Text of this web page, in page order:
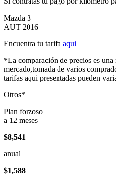
Mazda 3
AUT 2016
Encuentra tu tarifa aqui
*La comparación de precios es una
mercado,tomada de varios
tarifas aqui presentadas pueden
Otros*
Plan forzoso
a 12 meses
$8,541
anual
$1,588